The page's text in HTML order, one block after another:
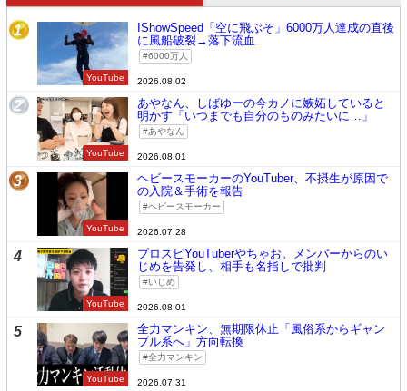
1
YouTube
IShowSpeed「空に飛ぶぞ」6000万人達成の直後
に風船破裂→落下流血
6000万人
2026.08.02
2
YouTube
あやなん、しばゆーの今カノに嫉妬していると
明かす「いつまでも自分のものみたいに…」
あやなん
2026.08.01
3
YouTube
ヘビースモーカーのYouTuber、不摂生が原因で
の入院＆手術を報告
ヘビースモーカー
2026.07.28
4
YouTube
プロスピYouTuberやちゃお。メンバーからのい
じめを告発し、相手も名指しで批判
いじめ
2026.08.01
5
YouTube
全力マンキン、無期限休止「風俗系からギャン
ブル系へ」方向転換
全力マンキン
2026.07.31